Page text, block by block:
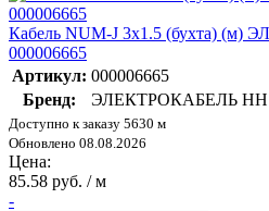
Кабель NUM-J 3х1.5 (бухта)
000006665
Артикул: 000006665
Бренд:
ЭЛЕКТРОКАБЕЛЬ НН
Доступно к заказу 5630 м
Обновлено 08.08.2026
Цена:
85.58 руб. / м
-